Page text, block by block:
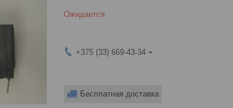
Ожидается
+375 (33) 669-43-34
Бесплатная доставка